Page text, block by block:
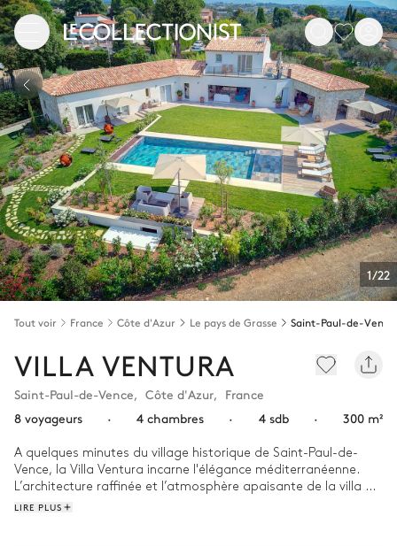
1/22
Tout voir France Côte d'Azur Le pays de Grasse Saint-Paul-de-Vence
VILLA VENTURA
Saint-Paul-de-Vence, Côte d'Azur, France
8 voyageurs
· 4 chambres · 4 sdb · 300 m²
A quelques minutes du village historique de Saint-Paul-de-
Vence, la Villa Ventura incarne l'élégance méditerranéenne.
L’architecture raffinée et l’atmosphère apaisante de la villa
s’harmonisent avec la beauté naturelle des environs.
LIRE PLUS